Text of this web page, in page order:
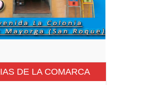
DE LA COMARCA